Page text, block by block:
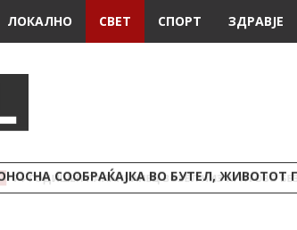
ЛОКАЛНО СВЕТ СПОРТ ЗДРАВЈЕ
СООБРАЌАЈКА ВО БУТЕЛ,